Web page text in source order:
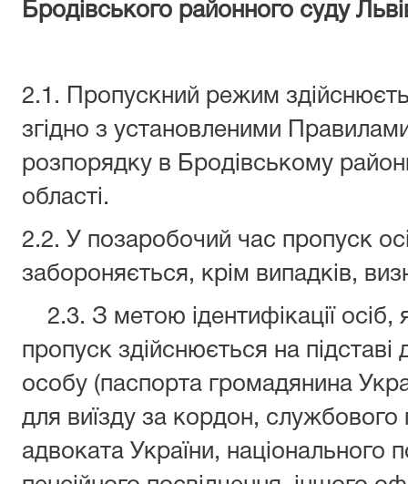
Бродівського районного суду
2.1. Пропускний режим
згідно з установленими
розпорядку в Бродівському
області.
2.2. У позаробочий час пропуск
забороняється, крім випадків,
2.3. З метою ідентифікації осіб,
пропуск здійснюється на
особу (паспорта громадянина
для виїзду за кордон, службового
адвоката України, національного